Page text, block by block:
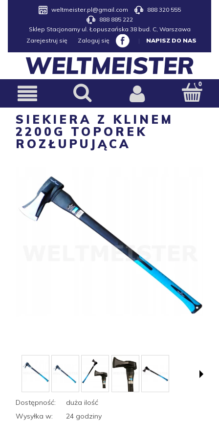
weltmeister.pl@gmail.com
888 320 555
888 885 222
Sklep Stacjonarny ul. Łopuszańska 38 bud. C, Warszawa
Zarejestruj się
Zaloguj się | NAPISZ DO NAS
SIEKIERA Z KLINEM
2200G TOPOREK
ROZŁUPUJĄCA
Dostępność:
duża ilość
Wysyłka w:
24 godziny